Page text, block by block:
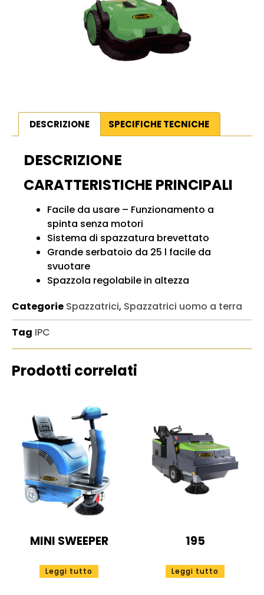
DESCRIZIONE SPECIFICHE TECNICHE
DESCRIZIONE
CARATTERISTICHE PRINCIPALI
Facile da usare – Funzionamento a
spinta senza motori
Sistema di spazzatura brevettato
Grande serbatoio da 25 l facile da
svuotare
Spazzola regolabile in altezza
Categorie Spazzatrici, Spazzatrici uomo a terra
Tag IPC
Prodotti correlati
MINI SWEEPER
Leggi tutto
195
Leggi tutto